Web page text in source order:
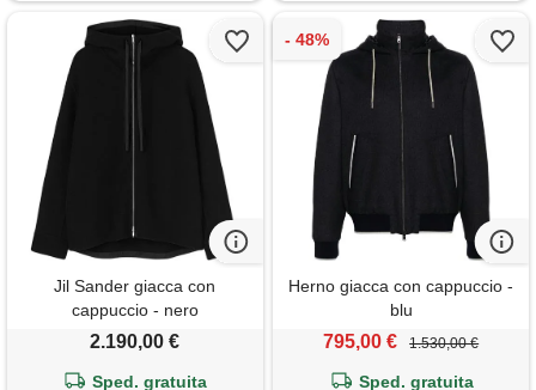
Jil Sander giacca con
cappuccio - nero
2.190,00 €
Sped. gratuita
Herno giacca con cappuccio -
blu
795,00 € 1.530,00 €
Sped. gratuita